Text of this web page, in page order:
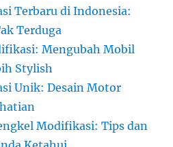
Terbaru di Indonesia:
Terduga
Mengubah Mobil
Stylish
Unik: Desain Motor
Modifikasi: Tips dan